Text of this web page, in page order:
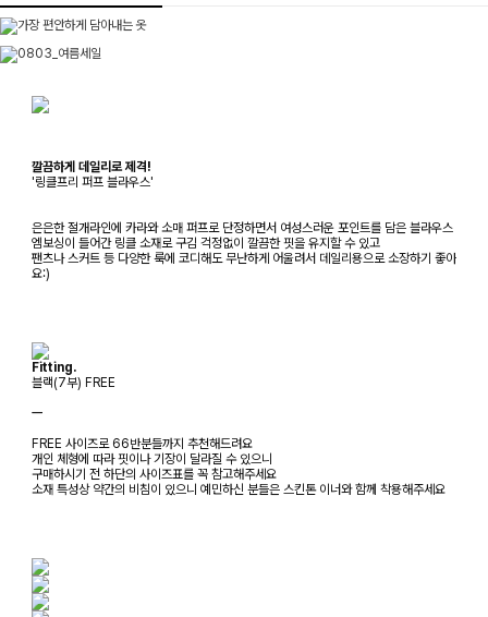
깔끔하게 데일리로 제격!
'링클프리 퍼프 블라우스'
은은한 절개라인에 카라와 소매 퍼프로 단정하면서 여성스러운 포인트를 담은 블라우스
엠보싱이 들어간 링클 소재로 구김 걱정없이 깔끔한 핏을 유지할 수 있고
팬츠나 스커트 등 다양한 룩에 코디해도 무난하게 어울려서 데일리용으로 소장하기 좋아
요:)
Fitting.
블랙(7부) FREE
ㅡ
FREE 사이즈로 66반분들까지 추천해드려요
개인 체형에 따라 핏이나 기장이 달라질 수 있으니
구매하시기 전 하단의 사이즈표를 꼭 참고해주세요
소재 특성상 약간의 비침이 있으니 예민하신 분들은 스킨톤 이너와 함께 착용해주세요